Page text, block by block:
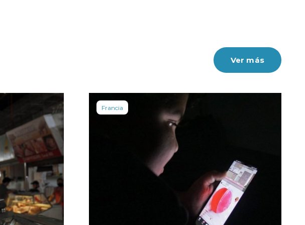
Ver más
Francia